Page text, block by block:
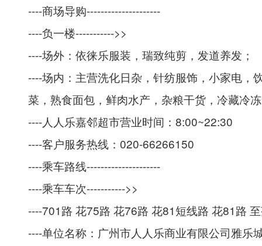
----商场导购---------------------
----负一楼----------->>
----场外：依徕乐服装，瑞致纯剪，发道养发；
----场内：主营洗化日杂，针纺服饰，小家电，
菜，熟食面包，鲜肉水产，杂粮干货，冷藏冷
----人人乐嘉邻超市营业时间：8:00~22:30
----客户服务热线：020-66266150
----乘车路线---------------------
----乘车车次----------->>
----701路 花75路 花76路 花81短线路 花81路
----单位名称：广州市人人乐商业有限公司雅乐